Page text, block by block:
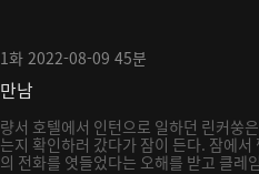
1화 2022-08-09 45분
만남
량서 호텔에서 인턴으로 일하던 린커쑹
는지 확인하러 갔다가 잠이 든다. 잠에서
의 전화를 엿들었다는 오해를 받고 클레